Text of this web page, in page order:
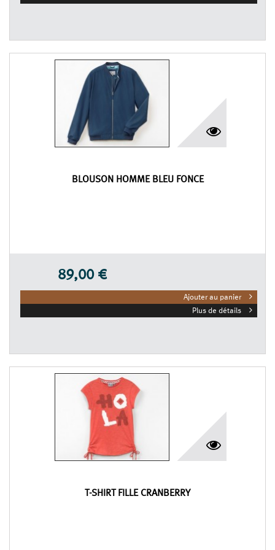
BLOUSON HOMME BLEU FONCÉ
89,00 €
Ajouter au panier
Plus de détails
T-SHIRT FILLE CRANBERRY